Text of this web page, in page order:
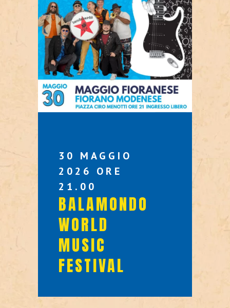
30 MAGGIO
2026 ORE
21.00
BALAMONDO
WORLD
MUSIC
FESTIVAL